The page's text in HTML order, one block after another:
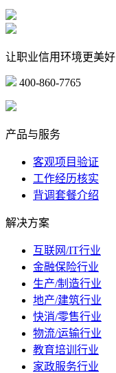
让职业信用环境更美好
400-860-7765
产品与服务
客观项目验证
工作经历核实
背调套餐介绍
解决方案
互联网/IT行业
金融保险行业
生产/制造行业
地产/建筑行业
快消/零售行业
物流/运输行业
教育培训行业
家政服务行业